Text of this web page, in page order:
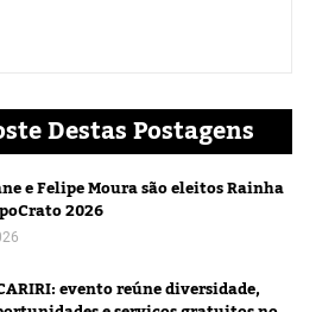
Destas Postagens
e Felipe Moura são eleitos Rainha
2026
evento reúne diversidade,